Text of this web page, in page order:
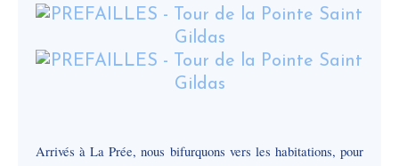
Arrivés à La Prée, nous bifurquons vers les habitations, pour